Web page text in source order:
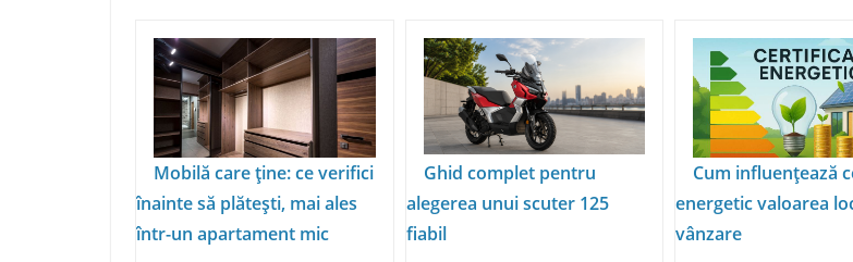
Mobilă care ține: ce verifici
înainte să plătești, mai ales
într-un apartament mic
Ghid complet pentru
alegerea unui scuter 125
fiabil
Cum influențează
energetic valoarea
vânzare